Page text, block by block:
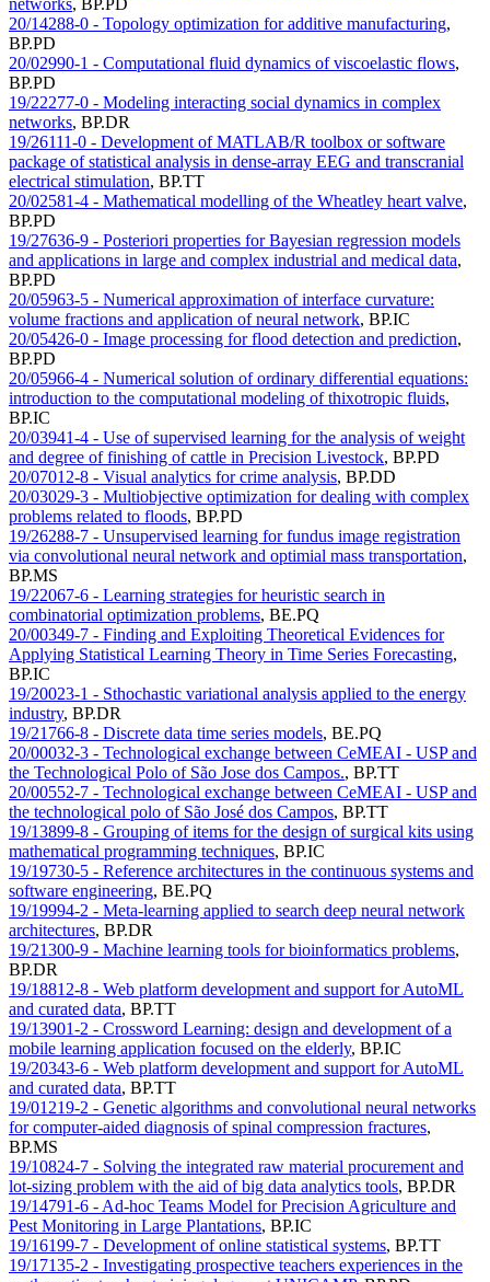
20/14288-0 - Topology optimization for additive manufacturing,
BP.PD
20/02990-1 - Computational fluid dynamics of viscoelastic flows,
BP.PD
19/22277-0 - Modeling interacting social dynamics in complex
networks, BP.DR
19/26111-0 - Development of MATLAB/R toolbox or software
package of statistical analysis in dense-array EEG and transcranial
electrical stimulation, BP.TT
20/02581-4 - Mathematical modelling of the Wheatley heart valve,
BP.PD
19/27636-9 - Posteriori properties for Bayesian regression models
and applications in large and complex industrial and medical data,
BP.PD
20/05963-5 - Numerical approximation of interface curvature:
volume fractions and application of neural network, BP.IC
20/05426-0 - Image processing for flood detection and prediction,
BP.PD
20/05966-4 - Numerical solution of ordinary differential equations:
introduction to the computational modeling of thixotropic fluids,
BP.IC
20/03941-4 - Use of supervised learning for the analysis of weight
and degree of finishing of cattle in Precision Livestock, BP.PD
20/07012-8 - Visual analytics for crime analysis, BP.DD
20/03029-3 - Multiobjective optimization for dealing with complex
problems related to floods, BP.PD
19/26288-7 - Unsupervised learning for fundus image registration
via convolutional neural network and optimial mass transportation,
BP.MS
19/22067-6 - Learning strategies for heuristic search in
combinatorial optimization problems, BE.PQ
20/00349-7 - Finding and Exploiting Theoretical Evidences for
Applying Statistical Learning Theory in Time Series Forecasting,
BP.IC
19/20023-1 - Sthochastic variational analysis applied to the energy
industry, BP.DR
19/21766-8 - Discrete data time series models, BE.PQ
20/00032-3 - Technological exchange between CeMEAI - USP and
the Technological Polo of São Jose dos Campos., BP.TT
20/00552-7 - Technological exchange between CeMEAI - USP and
the technological polo of São José dos Campos, BP.TT
19/13899-8 - Grouping of items for the design of surgical kits using
mathematical programming techniques, BP.IC
19/19730-5 - Reference architectures in the continuous systems and
software engineering, BE.PQ
19/19994-2 - Meta-learning applied to search deep neural network
architectures, BP.DR
19/21300-9 - Machine learning tools for bioinformatics problems,
BP.DR
19/18812-8 - Web platform development and support for AutoML
and curated data, BP.TT
19/13901-2 - Crossword Learning: design and development of a
mobile learning application focused on the elderly, BP.IC
19/20343-6 - Web platform development and support for AutoML
and curated data, BP.TT
19/01219-2 - Genetic algorithms and convolutional neural networks
for computer-aided diagnosis of spinal compression fractures,
BP.MS
19/10824-7 - Solving the integrated raw material procurement and
lot-sizing problem with the aid of big data analytics tools, BP.DR
19/14791-6 - Ad-hoc Teams Model for Precision Agriculture and
Pest Monitoring in Large Plantations, BP.IC
19/16199-7 - Development of online statistical systems, BP.TT
19/17135-2 - Investigating prospective teachers experiences in the